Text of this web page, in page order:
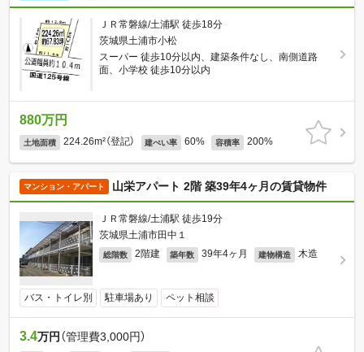
ＪＲ常磐線/土浦駅 徒歩18分
茨城県土浦市小松
スーパー 徒歩10分以内、建築条件なし、南側道路
面、小学校 徒歩10分以内
880万円
土地面積 224.26m²（登記） 建ぺい率 60% 容積率 200%
マンション・アパート 山栄アパート 2階 築39年4ヶ月の賃貸物件
ＪＲ常磐線/土浦駅 徒歩19分
茨城県土浦市田中１
総階数 2階建 築年数 39年4ヶ月 建物構造 木造
バス・トイレ別 駐車場あり ペット相談
3.4万円 （管理費3,000円）